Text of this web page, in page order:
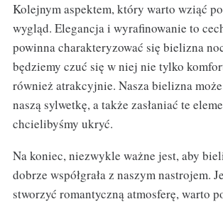
Kolejnym aspektem, który warto wziąć
wygląd. Elegancja i wyrafinowanie to
powinna charakteryzować się bielizna
będziemy czuć się w niej nie tylko
również atrakcyjnie. Nasza bielizna
naszą sylwetkę, a także zasłaniać te
chcielibyśmy ukryć.
Na koniec, niezwykle ważne jest, aby
dobrze współgrała z naszym nastrojem.
stworzyć romantyczną atmosferę, warto